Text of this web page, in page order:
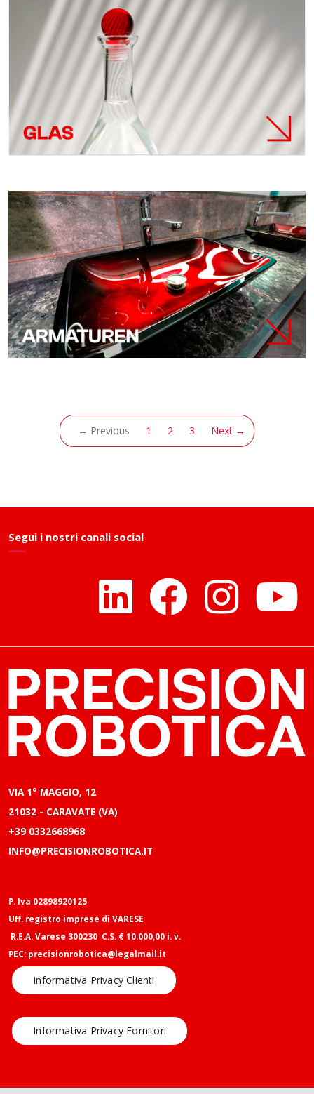
← Previous 1 (current)
2 3 Next →
Segui i nostri canali social
VIA 1° MAGGIO, 12
21032 - CARAVATE (VA)
+39 0332668968
INFO@PRECISIONROBOTICA.IT
P. Iva 02898920125
Uff. registro imprese di VARESE
R.E.A. Varese 300230 C.S. € 10.000,00 i. v.
PEC: precisionrobotica@legalmail.it
Informativa Privacy Clienti
Informativa Privacy Fornitori